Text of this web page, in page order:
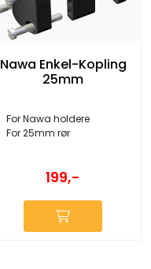
Nawa Enkel-Kopling
25mm
For Nawa holdere
For 25mm rør
199,-